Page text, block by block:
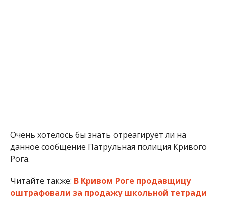
Очень хотелось бы знать отреагирует ли на
данное сообщение Патрульная полиция Кривого
Рога.
Читайте также: В Кривом Роге продавщицу
оштрафовали за продажу школьной тетради